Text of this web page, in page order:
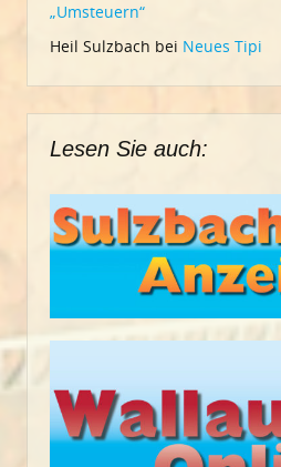
„Umsteuern“
Heil Sulzbach bei Neues Tipi
Lesen Sie auch: